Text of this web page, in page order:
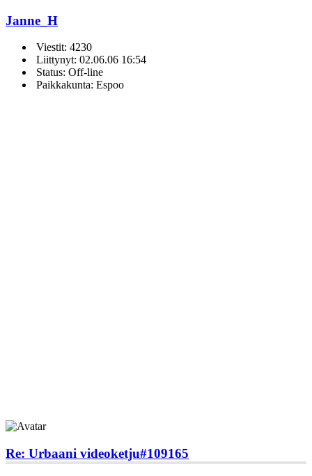
Janne_H
Viestit: 4230
Liittynyt: 02.06.06 16:54
Status: Off-line
Paikkakunta: Espoo
Re: Urbaani videoketju#109165